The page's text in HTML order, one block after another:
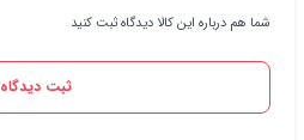
شما هم درباره این کالا دیدگاه ثبت کنید
ثبت دیدگاه